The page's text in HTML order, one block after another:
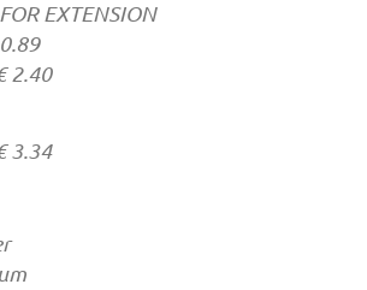
EXTENSION
2.40
3.34